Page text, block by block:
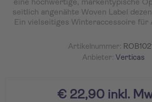
eine hochwertige, markentypische
seitlich angenähte Woven Label
Ein vielseitiges Winteraccessoire für
Artikelnummer:
Anbieter: Verticas
€ 22,90 inkl.